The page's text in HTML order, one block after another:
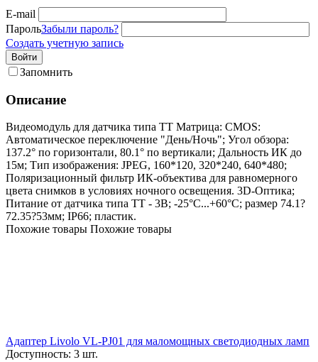
E-mail
ПарольЗабыли пароль?
Создать учетную запись
Войти
Запомнить
Описание
Видеомодуль для датчика типа TT Матрица: CMOS:
Автоматическое переключение "День/Ночь"; Угол обзора:
137.2° по горизонтали, 80.1° по вертикали; Дальность ИК до
15м; Тип изображения: JPEG, 160*120, 320*240, 640*480;
Поляризационный фильтр ИК-объектива для равномерного
цвета снимков в условиях ночного освещения. 3D-Оптика;
Питание от датчика типа TT - 3В; -25°C...+60°C; размер 74.1?
72.35?53мм; IP66; пластик.
Похожие товары Похожие товары
Адаптер Livolo VL-PJ01 для маломощных светодиодных ламп
Доступность: 3 шт.